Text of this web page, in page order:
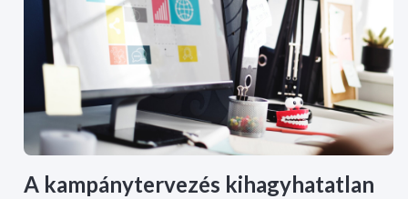
A kampánytervezés kihagyhatatlan